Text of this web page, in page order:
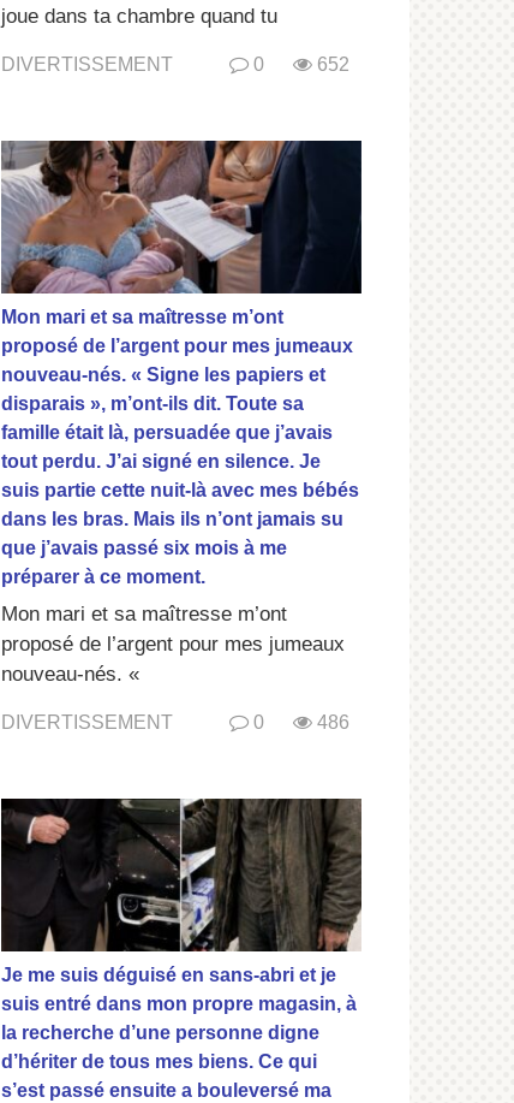
joue dans ta chambre quand tu
DIVERTISSEMENT 0 652
Mon mari et sa maîtresse m’ont
proposé de l’argent pour mes jumeaux
nouveau-nés. « Signe les papiers et
disparais », m’ont-ils dit. Toute sa
famille était là, persuadée que j’avais
tout perdu. J’ai signé en silence. Je
suis partie cette nuit-là avec mes bébés
dans les bras. Mais ils n’ont jamais su
que j’avais passé six mois à me
préparer à ce moment.
Mon mari et sa maîtresse m’ont
proposé de l’argent pour mes jumeaux
nouveau-nés. «
DIVERTISSEMENT 0 486
Je me suis déguisé en sans-abri et je
suis entré dans mon propre magasin, à
la recherche d’une personne digne
d’hériter de tous mes biens. Ce qui
s’est passé ensuite a bouleversé ma